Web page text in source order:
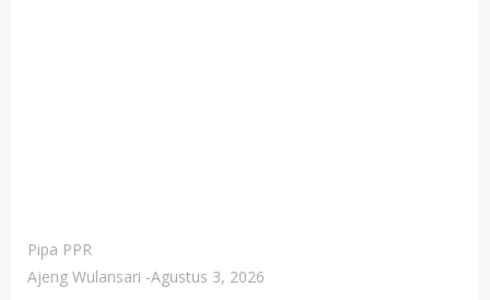
Pipa PPR
Ajeng Wulansari -Agustus 3, 2026